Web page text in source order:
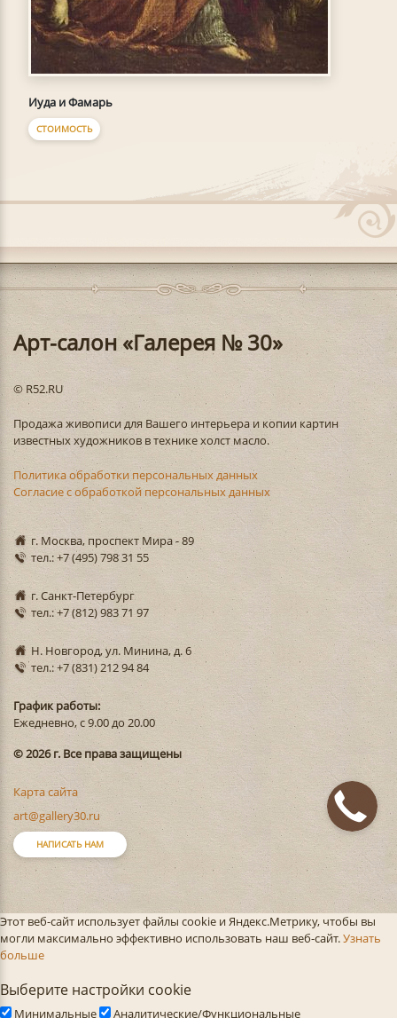
Иуда и Фамарь
СТОИМОСТЬ
Арт-салон «Галерея № 30»
© R52.RU
Продажа живописи для Вашего интерьера и копии картин
известных художников в технике холст масло.
Политика обработки персональных данных
Согласие с обработкой персональных данных
г. Москва, проспект Мира - 89
тел.: +7 (495) 798 31 55
г. Санкт-Петербург
тел.: +7 (812) 983 71 97
Н. Новгород, ул. Минина, д. 6
тел.: +7 (831) 212 94 84
График работы:
Ежедневно, с 9.00 до 20.00
© 2026 г. Все права защищены
Карта сайта
art@gallery30.ru
НАПИСАТЬ НАМ
Этот веб-сайт использует файлы cookie и Яндекс.Метрику, чтобы вы
могли максимально эффективно использовать наш веб-сайт.Узнать
больше
Выберите настройки cookie
Минимальные Аналитические/Функциональные